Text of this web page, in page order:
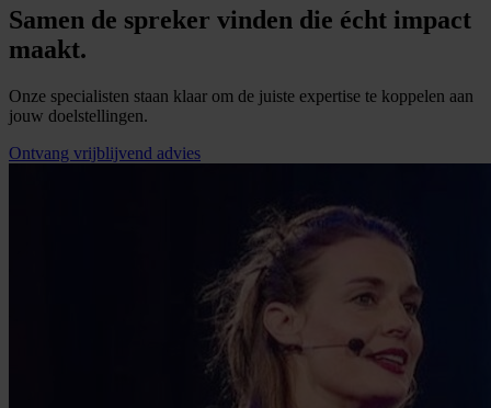
Samen de spreker vinden die écht impact
maakt.
Onze specialisten staan klaar om de juiste expertise te koppelen aan
jouw doelstellingen.
Ontvang vrijblijvend advies